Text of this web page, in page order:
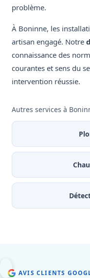
problème.
À Boninne, les
artisan engagé. Notre
connaissance des
courantes et sens du
intervention réussie.
Autres services à
AVIS CLIENTS